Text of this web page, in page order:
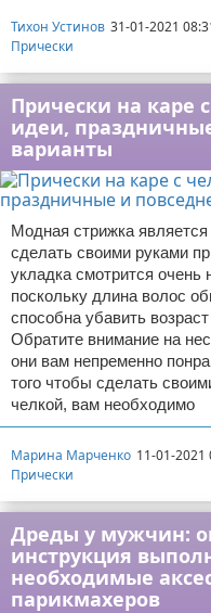
Тихон Устинов 31-01-2021
Прически
Прически на каре
идеи,
варианты
Модная стрижка
сделать своими руками
укладка смотрится очень
поскольку длина волос
способна убавить
Обратите внимание на
они вам непременно
того чтобы сделать
челкой, вам необходимо
Марина Марченко 11-01-2021
Прически
Дреды у мужчин:
инструкция
необходимые
парикмахеров